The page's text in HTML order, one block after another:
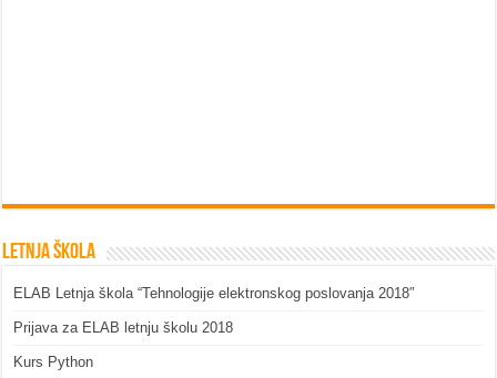
Letnja škola
ELAB Letnja škola “Tehnologije elektronskog poslovanja 2018″
Prijava za ELAB letnju školu 2018
Kurs Python